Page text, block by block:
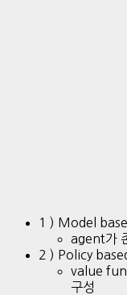
1 ) Model
agent가
2 ) Policy
value
구성